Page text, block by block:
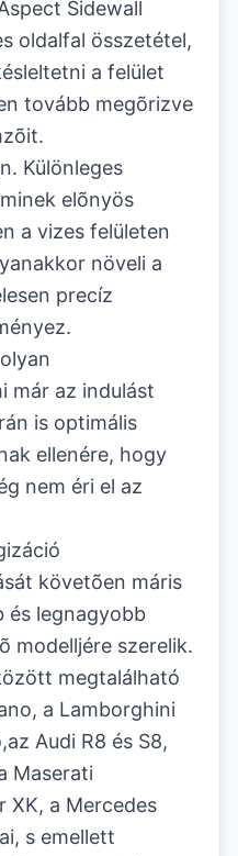
Sidewall
oldalfal összetétel,
a felület
tovább megõrizve
Különleges
elõnyös
a vizes felületen
növeli a
precíz
már az indulást
is optimális
ellenére, hogy
nem éri el az
követõen máris
és legnagyobb
modelljére szerelik.
megtalálható
a Lamborghini
Audi R8 és S8,
Maserati
XK, a Mercedes
s emellett